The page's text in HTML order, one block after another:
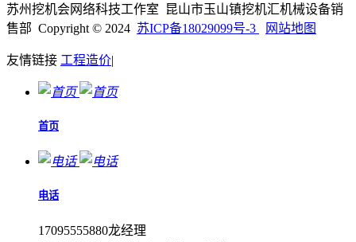
苏州挖机会网络科技工作室 昆山市玉山镇挖机汇机械设备销
售部 Copyright © 2024 苏ICP备18029099号-3 网站地图
友情链接 工程造价|
首页
电话
17095555880龙经理